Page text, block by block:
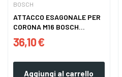
BOSCH
ATTACCO ESAGONALE PER
CORONA M16 BOSCH
MM.220
36,10 €
Aggiungi al carrello